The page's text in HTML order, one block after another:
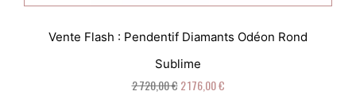
Vente Flash : Pendentif Diamants Odéon Rond
Sublime
2 720,00 € 2 176,00 €